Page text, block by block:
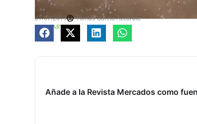
01/07/2019
Tomás García Azcárate
COMPARTE
Añade a la Revista Mercados como